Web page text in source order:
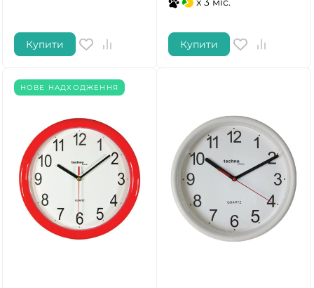
Купити Купити
НОВЕ НАДХОДЖЕННЯ